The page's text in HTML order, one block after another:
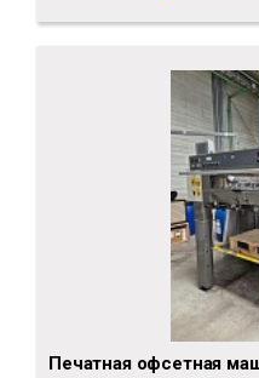
Печатная офсетная